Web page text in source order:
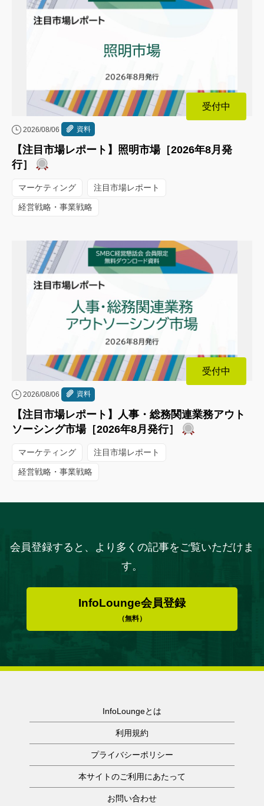
受付中
2026/08/06 資料
【注目市場レポート】照明市場［2026年8月発
行］
マーケティング 注目市場レポート
経営戦略・事業戦略
受付中
2026/08/06 資料
【注目市場レポート】人事・総務関連業務アウト
ソーシング市場［2026年8月発行］
マーケティング 注目市場レポート
経営戦略・事業戦略
会員登録すると、より多くの記事をご覧いただけま
す。
InfoLounge会員登録
（無料）
InfoLoungeとは
利用規約
プライバシーポリシー
本サイトのご利用にあたって
お問い合わせ